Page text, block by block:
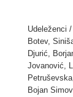
Udeleženci
Botev,
Djurić,
Jovanović,
Bojan